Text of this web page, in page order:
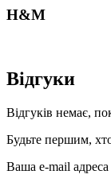
H&M
Відгуки
Відгуків немає,
Будьте першим,
Ваша e-mail